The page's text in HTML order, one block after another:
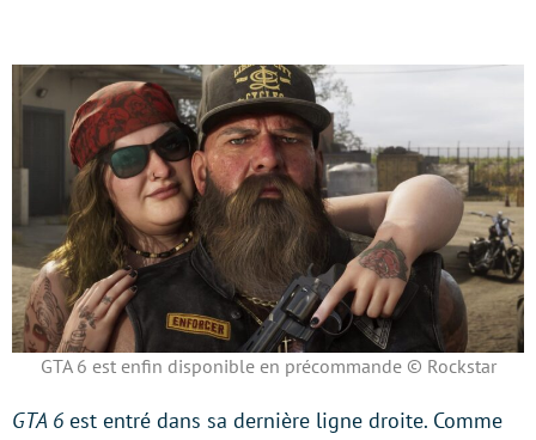
GTA 6 est enfin disponible en précommande © Rockstar
GTA 6 est entré dans sa dernière ligne droite. Comme